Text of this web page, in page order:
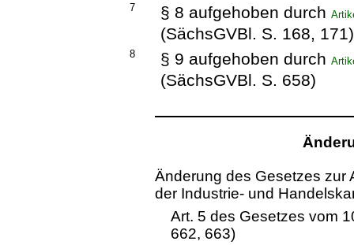
7 § 8 aufgehoben durch
(SächsGVBl. S. 168, 171)
8 § 9 aufgehoben durch
(SächsGVBl. S. 658)
Änderung des Gesetzes zur
der Industrie- und
Art. 5 des Gesetzes vom
662, 663)